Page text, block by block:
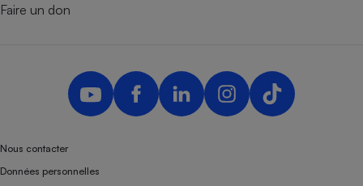
Faire un don
Nous contacter
Données personnelles